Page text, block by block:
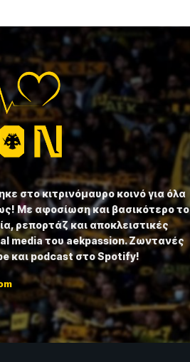
στο κιτρινόμαυρο κοινό για όλα
Με αφοσίωση και βασικότερο το
ρεπορτάζ και αποκλειστικές
media του aekpassion. Ζωντανές
και podcast στο Spotify!